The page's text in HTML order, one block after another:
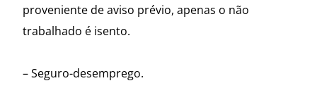
proveniente de aviso prévio, apenas o não
trabalhado é isento.
– Seguro-desemprego.